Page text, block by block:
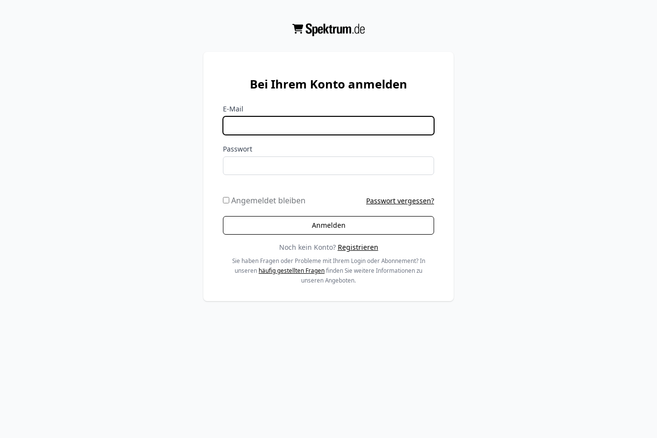
Bei Ihrem Konto anmelden
E-Mail
Passwort
Angemeldet bleiben Passwort vergessen?
Noch kein Konto? Registrieren
Sie haben Fragen oder Probleme mit Ihrem Login oder Abonnement? In
unseren häufig gestellten Fragen finden Sie weitere Informationen zu
unseren Angeboten.